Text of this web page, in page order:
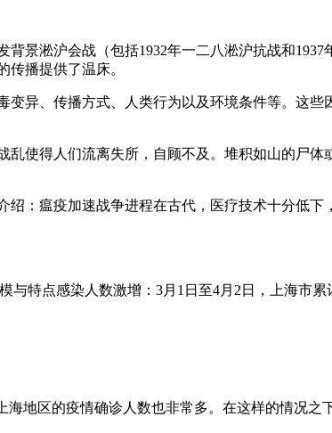
景淞沪会战（包括1932年一二八淞沪抗战和1937
播提供了温床。
异、传播方式、人类行为以及环境条件等。这些
使得人们流离失所，自顾不及。堆积如山的尸体
：瘟疫加速战争进程在古代，医疗技术十分低下
与特点感染人数激增：3月1日至4月2日，上海市
地区的疫情确诊人数也非常多。在这样的情况之